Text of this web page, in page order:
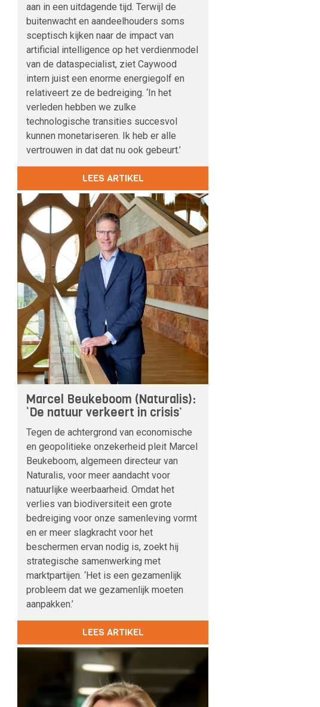
aan in een uitdagende tijd. Terwijl de
buitenwacht en aandeelhouders soms
sceptisch kijken naar de impact van
artificial intelligence op het verdienmodel
van de dataspecialist, ziet Caywood
intern juist een enorme energiegolf en
relativeert ze de bedreiging. ‘In het
verleden hebben we zulke
technologische transities succesvol
kunnen monetariseren. Ik heb er alle
vertrouwen in dat dat nu ook gebeurt.’
LEES ARTIKEL
Marcel Beukeboom (Naturalis):
‘De natuur verkeert in crisis’
Tegen de achtergrond van economische
en geopolitieke onzekerheid pleit Marcel
Beukeboom, algemeen directeur van
Naturalis, voor meer aandacht voor
natuurlijke weerbaarheid. Omdat het
verlies van biodiversiteit een grote
bedreiging voor onze samenleving vormt
en er meer slagkracht voor het
beschermen ervan nodig is, zoekt hij
strategische samenwerking met
marktpartijen. ‘Het is een gezamenlijk
probleem dat we gezamenlijk moeten
aanpakken.’
LEES ARTIKEL